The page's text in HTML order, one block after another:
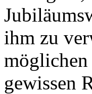
ihm zu
gewissen